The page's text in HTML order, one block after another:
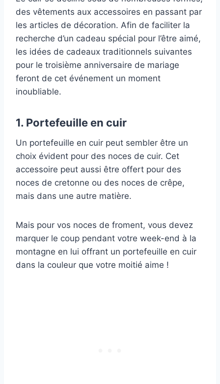
des vêtements aux accessoires en passant par
les articles de décoration. Afin de faciliter la
recherche d’un cadeau spécial pour l’être aimé,
les idées de cadeaux traditionnels suivantes
pour le troisième anniversaire de mariage
feront de cet événement un moment
inoubliable.
1. Portefeuille en cuir
Un portefeuille en cuir peut sembler être un
choix évident pour des noces de cuir. Cet
accessoire peut aussi être offert pour des
noces de cretonne ou des noces de crêpe,
mais dans une autre matière.
Mais pour vos noces de froment, vous devez
marquer le coup pendant votre week-end à la
montagne en lui offrant un portefeuille en cuir
dans la couleur que votre moitié aime !